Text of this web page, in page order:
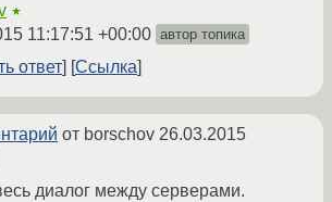
★
11:17:51 +00:00 автор топика
ответ Ссылка
от borschov 26.03.2015
диалог между серверами.